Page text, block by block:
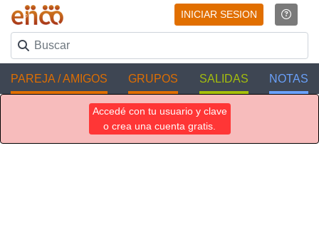
INICIAR SESION
PAREJA / AMIGOS GRUPOS SALIDAS NOTAS
Accedé con tu usuario y clave
o crea una cuenta gratis.